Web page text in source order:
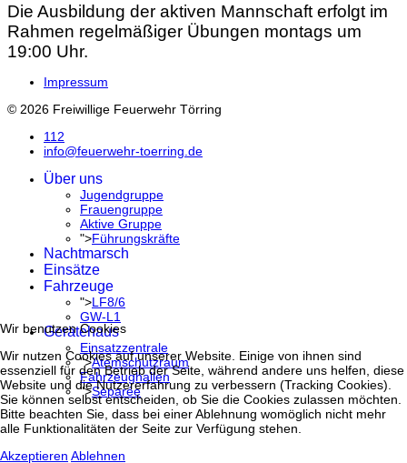
Die Ausbildung der aktiven Mannschaft erfolgt im
Rahmen regelmäßiger Übungen montags um
19:00 Uhr.
Impressum
© 2026 Freiwillige Feuerwehr Törring
112
info@feuerwehr-toerring.de
Über uns
Jugendgruppe
Frauengruppe
Aktive Gruppe
">Führungskräfte
Nachtmarsch
Einsätze
Fahrzeuge
">LF8/6
GW-L1
Gerätehaus
Einsatzzentrale
">Atemschutzraum
Fahrzeughallen
">Separée
Wir benutzen Cookies
Wir nutzen Cookies auf unserer Website. Einige von ihnen sind
essenziell für den Betrieb der Seite, während andere uns helfen, diese
Website und die Nutzererfahrung zu verbessern (Tracking Cookies).
Sie können selbst entscheiden, ob Sie die Cookies zulassen möchten.
Bitte beachten Sie, dass bei einer Ablehnung womöglich nicht mehr
alle Funktionalitäten der Seite zur Verfügung stehen.
Akzeptieren Ablehnen